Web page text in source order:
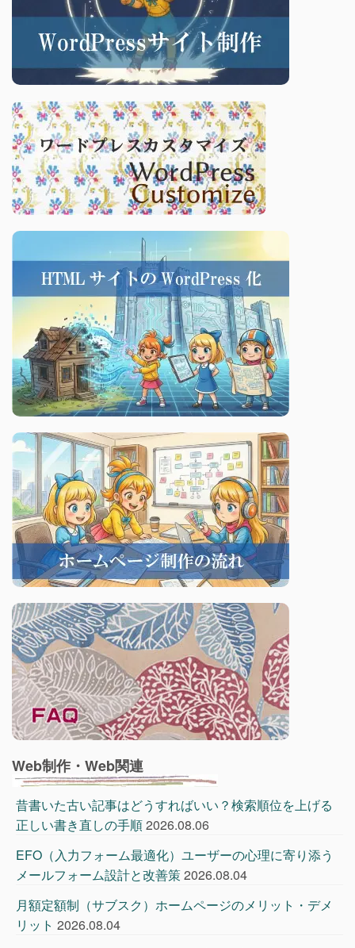
Web制作・Web関連
昔書いた古い記事はどうすればいい？検索順位を上げる
正しい書き直しの手順2026.08.06
EFO（入力フォーム最適化）ユーザーの心理に寄り添う
メールフォーム設計と改善策2026.08.04
月額定額制（サブスク）ホームページのメリット・デメ
リット 2026.08.04